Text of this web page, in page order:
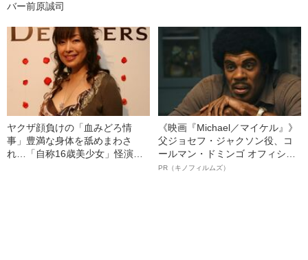
バー前原誠司
ヤクザ顔負けの「血みどろ情
事」豊満な身体を舐めまわさ
れ…「自称16歳美少女」怪演
《映画『Michael／マイケル』》
父ジョセフ・ジャクソン役、コ
ールマン・ドミンゴ オフィシャ
ルインタビュー“観客を魅了した
PR（キノフィルムズ）